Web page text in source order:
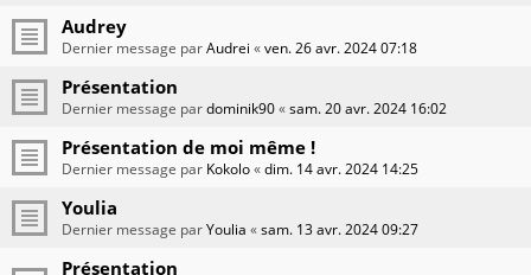
Audrey
Dernier message parAudrei «ven. 26 avr. 2024 07:18
Présentation
Dernier message pardominik90«sam. 20 avr. 2024 16:02
Présentation de moi même !
Dernier message par Kokolo«dim. 14 avr. 2024 14:25
Youlia
Dernier message parYoulia «sam. 13 avr. 2024 09:27
Présentation